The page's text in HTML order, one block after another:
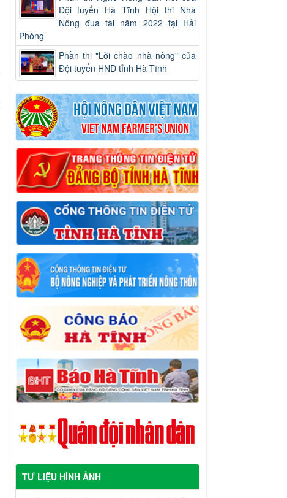
Đội tuyển Hà Tĩnh Hội thi Nhà
Nông đua tài năm 2022 tại Hải
Phòng
Phần thi "Lời chào nhà nông" của
Đội tuyển HND tỉnh Hà Tĩnh
TƯ LIỆU HÌNH ẢNH